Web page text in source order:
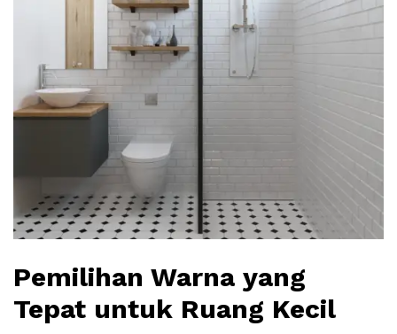
Pemilihan Warna yang
Tepat untuk Ruang Kecil